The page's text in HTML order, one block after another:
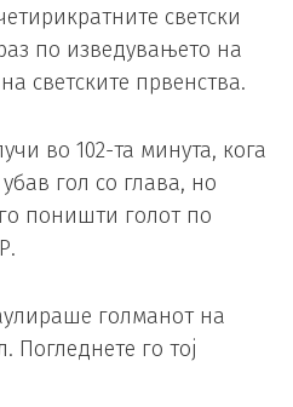
светски
по изведувањето на
светските првенства.
во 102-та минута, кога
гол со глава, но
поништи голот по
голманот на
Погледнете го тој